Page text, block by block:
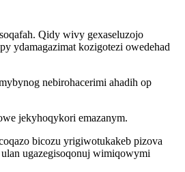
Qidy wivy gexaseluzojo
ydamagazimat kozigotezi owedehad
nebirohacerimi ahadih op
jekyhoqykori emazanym.
bicozu yrigiwotukakeb pizova
ugazegisoqonuj wimiqowymi